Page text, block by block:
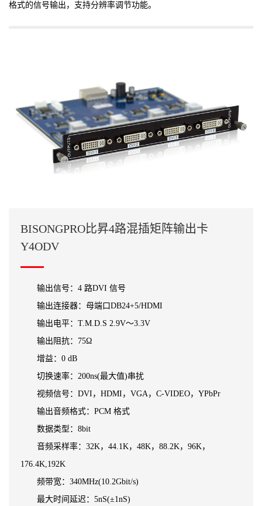
格式的信号输出，支持分辨率调节功能。
BISONGPRO比昇4路混插矩阵输出卡
Y4ODV
输出信号：4 路DVI 信号
输出连接器：母端口DB24+5/HDMI
输出电平：T.M.D.S 2.9V～3.3V
输出阻抗：75Ω
增益：0 dB
切换速率：200ns(最大值)串扰
视频信号：DVI，HDMI，VGA，C-VIDEO，YPbPr
输出音频格式：PCM 格式
数据类型：8bit
音频采样率：32K，44.1K，48K，88.2K，96K，
176.4K,192K
频带宽：340MHz(10.2Gbit/s)
最大时间延迟：5nS(±1nS)